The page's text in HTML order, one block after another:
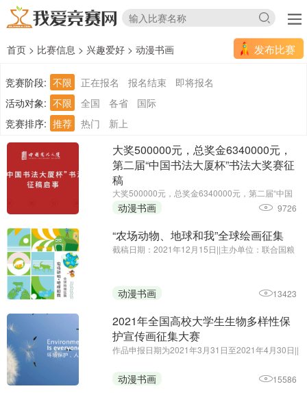
发布比赛
首页 > 比赛信息 > 兴趣爱好 > 动漫书画
竞赛阶段: 不限 正在报名 报名结束
即将报名
活动对象: 不限 全国 各省
国际
竞赛排序: 推荐 热门 新上
大奖500000元，总奖金6340000元，
第二届“中国书法大厦杯”书法大奖赛征
稿
大奖500000元，总奖金6340000元，第二届“中国
书法大厦杯”书法大奖赛征稿||征集截止时间延期
至：2025年6月30日||主办单位：中国书法大厦
动漫书画 9726
“农场动物、地球和我”全球绘画征集
截稿日期：2021年12月15日||主办单位：联合国粮
动漫书画 13423
2021年全国高校大学生生物多样性保
护宣传画征集大赛
作品申报日期为2021年3月31日至2021年4月30日||
物多样性日的主题为“呵护自然·有你有我”（We're
part of the solution），旨在提醒人们，生物多样性
动漫书画 15586